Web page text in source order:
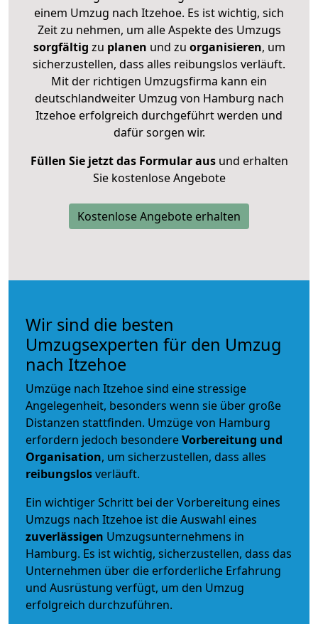
einem Umzug nach Itzehoe. Es ist wichtig, sich
Zeit zu nehmen, um alle Aspekte des Umzugs
sorgfältig zu planen und zu organisieren, um
sicherzustellen, dass alles reibungslos verläuft.
Mit der richtigen Umzugsfirma kann ein
deutschlandweiter Umzug von Hamburg nach
Itzehoe erfolgreich durchgeführt werden und
dafür sorgen wir.
Füllen Sie jetzt das Formular ausund erhalten
Sie kostenlose Angebote
Kostenlose Angebote erhalten
Wir sind die besten
Umzugsexperten für den Umzug
nach Itzehoe
Umzüge nach Itzehoe sind eine stressige
Angelegenheit, besonders wenn sie über große
Distanzen stattfinden. Umzüge von Hamburg
erfordern jedoch besondereVorbereitung und
Organisation, um sicherzustellen, dass alles
reibungslosverläuft.
Ein wichtiger Schritt bei der Vorbereitung eines
Umzugs nach Itzehoe ist die Auswahl eines
zuverlässigen Umzugsunternehmens in
Hamburg. Es ist wichtig, sicherzustellen, dass das
Unternehmen über die erforderliche Erfahrung
und Ausrüstung verfügt, um den Umzug
erfolgreich durchzuführen.